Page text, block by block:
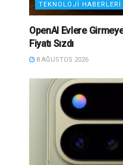
TEKNOLOJI HABERLERI
OpenAI Evlere
Fiyatı Sızdı
8 AĞUSTOS 2026